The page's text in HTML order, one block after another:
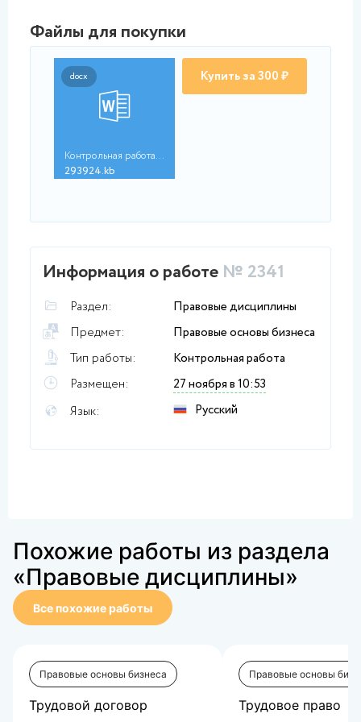
Файлы для покупки
docx
Контрольная работа 6...
293924.kb
Купить за 300 ₽
Информация о работе № 2341
Раздел:
Правовые дисциплины
Предмет:
Правовые основы бизнеса
Тип работы:
Контрольная работа
Размещен:
27 ноября в 10:53
Язык:
Русский
Похожие работы из раздела
«Правовые дисциплины»
Все похожие работы
Правовые основы бизнеса
Трудовой договор
Правовые основы
Трудовое право